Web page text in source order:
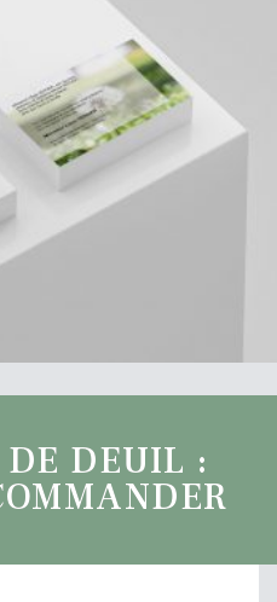
DEUIL :